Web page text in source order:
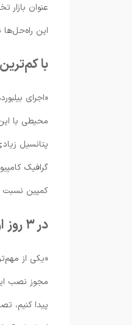
عنوان
این
با
«اجرای
محیطی با
پتانسیل
گرافیک
کمپین نسبت
در ۳ روز اول به ۱ میلیون ایمپرشن رسیدیم
مجوز نصب
پیدا کنیم،